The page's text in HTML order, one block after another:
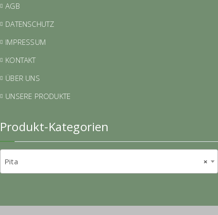
AGB
DATENSCHUTZ
IMPRESSUM
KONTAKT
ÜBER UNS
UNSERE PRODUKTE
Produkt-Kategorien
×
Pita